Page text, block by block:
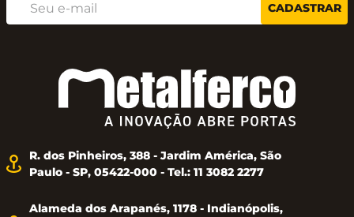
CADASTRAR
R. dos Pinheiros, 388 - Jardim América, São
Paulo - SP, 05422-000 - Tel.: 11 3082 2277
Alameda dos Arapanés, 1178 - Indianópolis,